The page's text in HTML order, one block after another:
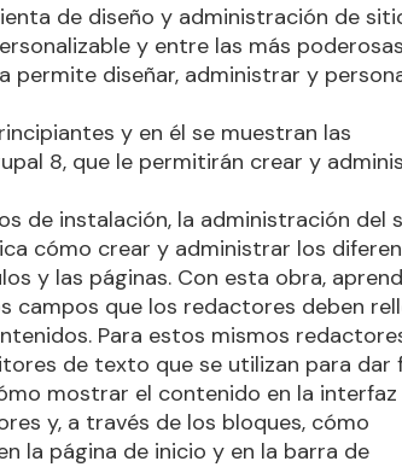
de diseño y administración de
y entre las más
permite diseñar, administrar y
y en él se muestran las
8, que le permitirán crear y
de instalación, la administración del
cómo crear y administrar los
y las páginas. Con esta obra,
campos que los redactores deben
Para estos mismos
de texto que se utilizan para dar
mostrar el contenido en la interfaz
y, a través de los bloques, cómo
la página de inicio y en la barra de